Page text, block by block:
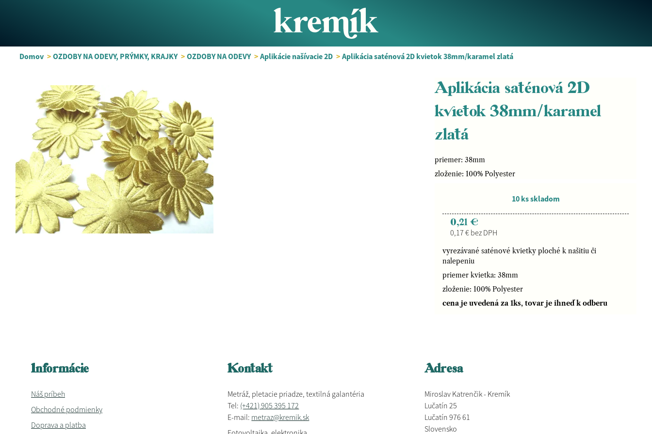
Domov > OZDOBY NA ODEVY, PRÝMKY, KRAJKY > OZDOBY NA ODEVY > Aplikácie našívacie 2D > Aplikácia saténová 2D kvietok 38mm/karamel zlatá
Aplikácia saténová 2D
kvietok 38mm/karamel
zlatá
priemer: 38mm
zloženie: 100% Polyester
10 ks skladom
0,21 €
0,17 € bez DPH
vyrezávané saténové kvietky ploché k našitiu či
nalepeniu
priemer kvietka: 38mm
zloženie: 100% Polyester
cena je uvedená za 1ks, tovar je ihneď k odberu
Informácie
Náš príbeh
Obchodné podmienky
Doprava a platba
Kontakt
Metráž, pletacie priadze, textilná galantéria
Tel: (+421) 905 395 172
E-mail: metraz@kremik.sk
Adresa
Miroslav Katrenčik - Kremík
Lučatín 25
Lučatín 976 61
Slovensko